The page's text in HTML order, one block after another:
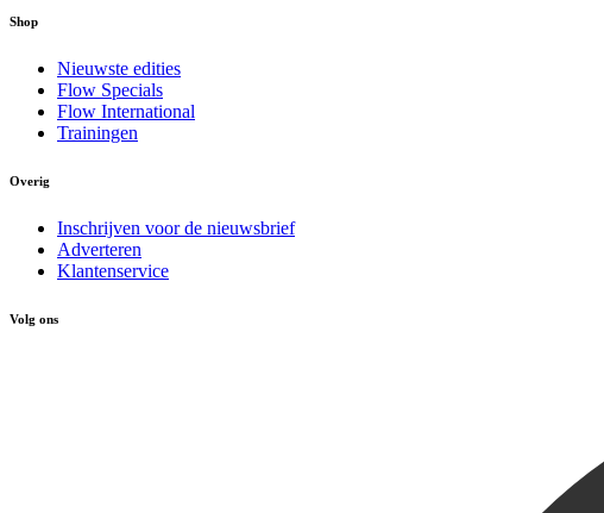
Shop
Nieuwste edities
Flow Specials
Flow International
Trainingen
Overig
Inschrijven voor de nieuwsbrief
Adverteren
Klantenservice
Volg ons